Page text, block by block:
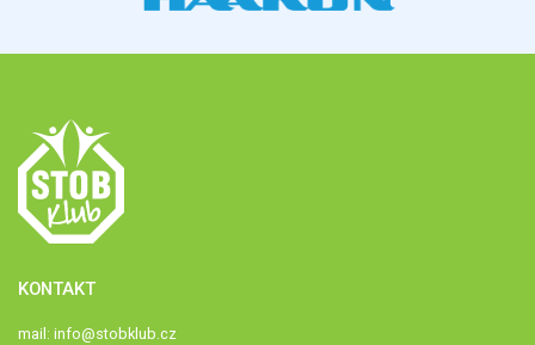
KONTAKT
mail: info@stobklub.cz